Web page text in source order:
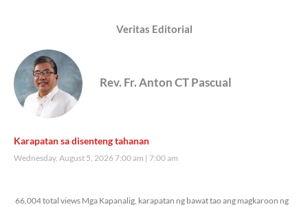
Veritas Editorial
Rev. Fr. Anton CT Pascual
Karapatan sa disenteng tahanan
Wednesday, August 5, 2026 7:00 am 7:00 am
66,004 total views Mga Kapanalig, karapatan ng bawat tao ang magkaroon ng